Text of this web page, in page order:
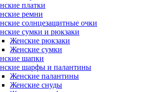
платки
ремни
солнцезащитные очки
сумки и рюкзаки
Женские рюкзаки
Женские сумки
шапки
шарфы и палантины
Женские палантины
Женские снуды